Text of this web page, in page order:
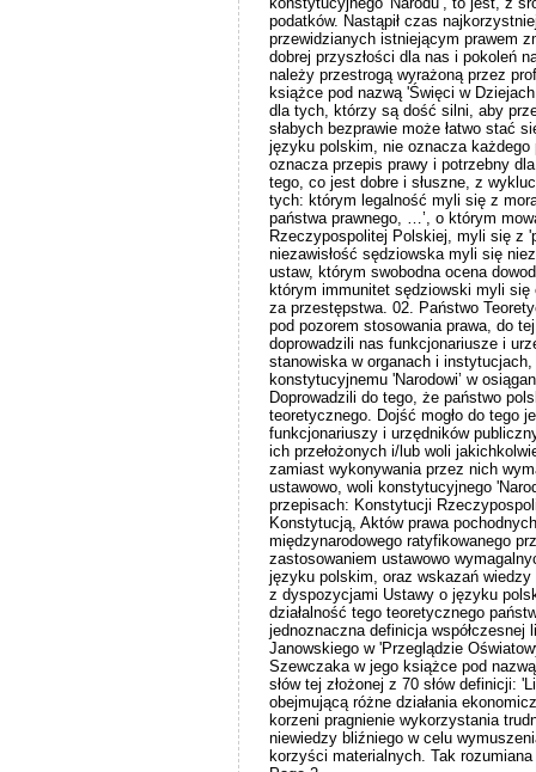
podatków. Nastąpił czas
przewidzianych istniejącym prawem
dobrej przyszłości dla nas i pokoleń
należy przestrogą wyrażoną przez
książce pod nazwą 'Święci w
dla tych, którzy są dość silni, aby
słabych bezprawie może łatwo stać
języku polskim, nie oznacza każdego
oznacza przepis prawy i potrzebny
tego, co jest dobre i słuszne, z
tych: którym legalność myli się z
państwa prawnego, …’, o którym
Rzeczypospolitej Polskiej, myli się z
niezawisłość sędziowska myli się
ustaw, którym swobodna ocena
którym immunitet sędziowski myli się
za przestępstwa. 02. Państwo
pod pozorem stosowania prawa, do
doprowadzili nas funkcjonariusze i
stanowiska w organach i instytucjach,
konstytucyjnemu 'Narodowi’ w
Doprowadzili do tego, że państwo
teoretycznego. Dojść mogło do tego
funkcjonariuszy i urzędników
ich przełożonych i/lub woli
zamiast wykonywania przez nich
ustawowo, woli konstytucyjnego
przepisach: Konstytucji
Konstytucją, Aktów prawa
międzynarodowego ratyfikowanego
zastosowaniem ustawowo
języku polskim, oraz wskazań
z dyspozycjami Ustawy o języku
działalność tego teoretycznego
jednoznaczna definicja współczesnej
Janowskiego w 'Przeglądzie
Szewczaka w jego książce pod
słów tej złożonej z 70 słów definicji:
obejmującą różne działania
korzeni pragnienie wykorzystania
niewiedzy bliźniego w celu
korzyści materialnych. Tak rozumiana